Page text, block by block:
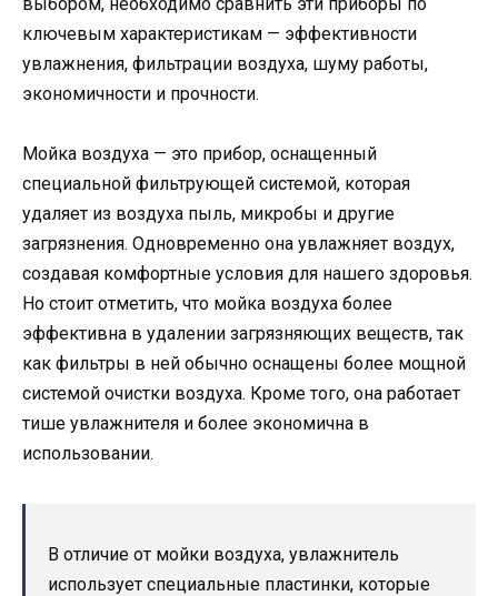
ключевым характеристикам — эффективности
увлажнения, фильтрации воздуха, шуму работы,
экономичности и прочности.
Мойка воздуха — это прибор, оснащенный
специальной фильтрующей системой, которая
удаляет из воздуха пыль, микробы и другие
загрязнения. Одновременно она увлажняет воздух,
создавая комфортные условия для нашего здоровья.
Но стоит отметить, что мойка воздуха более
эффективна в удалении загрязняющих веществ, так
как фильтры в ней обычно оснащены более мощной
системой очистки воздуха. Кроме того, она работает
тише увлажнителя и более экономична в
использовании.
В отличие от мойки воздуха, увлажнитель
использует специальные пластинки, которые